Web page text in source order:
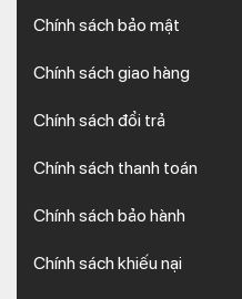
Chính sách bảo mật
Chính sách giao hàng
Chính sách đổi trả
Chính sách thanh toán
Chính sách bảo hành
Chính sách khiếu nại